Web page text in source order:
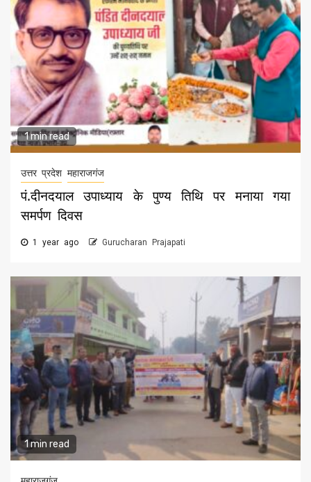
1 min read
उत्तर प्रदेश महाराजगंज
पं.दीनदयाल उपाध्याय के पुण्य तिथि पर मनाया गया
समर्पण दिवस
1 year ago Gurucharan Prajapati
1 min read